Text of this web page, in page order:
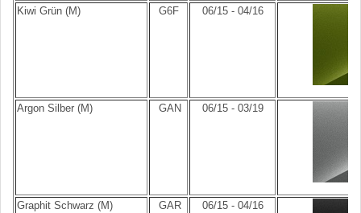
Kiwi Grün (M) G6F 06/15 - 04/16
Argon Silber (M) GAN 06/15 - 03/19
Graphit Schwarz (M) GAR 06/15 - 04/16